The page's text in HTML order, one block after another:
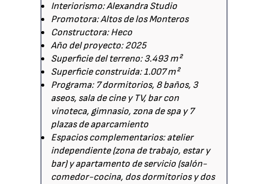
Interiorismo: Alexandra Studio
Promotora: Altos de los Monteros
Constructora: Heco
Año del proyecto: 2025
Superficie del terreno: 3.493 m²
Superficie construida: 1.007 m²
Programa: 7 dormitorios, 8 baños, 3
aseos, sala de cine y TV, bar con
vinoteca, gimnasio, zona de spa y 7
plazas de aparcamiento
Espacios complementarios: atelier
independiente (zona de trabajo, estar y
bar) y apartamento de servicio (salón-
comedor-cocina, dos dormitorios y dos